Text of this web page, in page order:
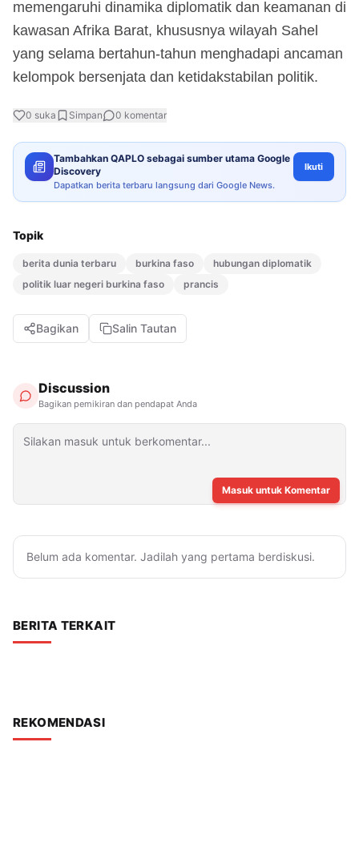
memengaruhi dinamika diplomatik dan keamanan di
kawasan Afrika Barat, khususnya wilayah Sahel
yang selama bertahun-tahun menghadapi ancaman
kelompok bersenjata dan ketidakstabilan politik.
0 suka Simpan 0 komentar
Tambahkan QAPLO sebagai sumber utama Google
Discovery
Dapatkan berita terbaru langsung dari Google News.
Ikuti
Topik
berita dunia terbaru burkina faso
hubungan diplomatik
politik luar negeri burkina faso
prancis
Bagikan Salin Tautan
Discussion
Bagikan pemikiran dan pendapat Anda
Masuk untuk Komentar
Belum ada komentar. Jadilah yang pertama berdiskusi.
BERITA TERKAIT
REKOMENDASI